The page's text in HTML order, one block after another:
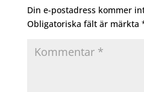
Din e-postadress kommer
Obligatoriska fält är märkta